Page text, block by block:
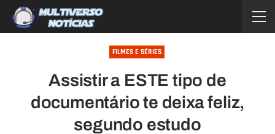
FILMES E SÉRIES
Assistir a ESTE tipo de
documentário te deixa feliz,
segundo estudo